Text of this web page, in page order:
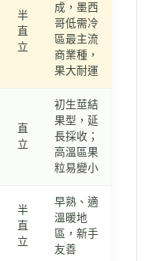
半
直
立
成，墨西
哥低需冷
區最主流
商業種，
果大耐運
直
立
初生莖結
果型，延
長採收；
高溫區果
粒易變小
半
直
立
早熟、適
溫暖地
區，新手
友善